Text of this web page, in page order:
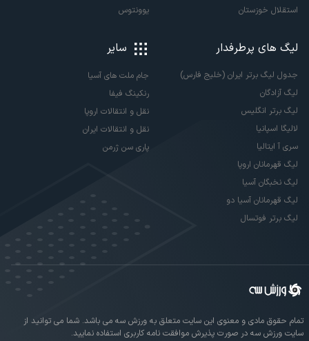
استقلال خوزستان
یوونتوس
لیگ های پرطرفدار
جدول لیگ برتر ایران (خلیج فارس)
لیگ آزادگان
لیگ برتر انگلیس
لالیگا اسپانیا
سری آ ایتالیا
لیگ قهرمانان اروپا
لیگ نخبگان آسیا
لیگ قهرمانان آسیا دو
لیگ برتر فوتسال
سایر
جام ملت های آسیا
رنکینگ فیفا
نقل و انتقالات اروپا
نقل و انتقالات ایران
پاری سن ژرمن
تمام حقوق مادی و معنوی این سایت متعلق به ورزش سه می باشد. شما می توانید از
سایت ورزش سه در صورت پذیرش موافقت نامه کاربری استفاده نمایید.